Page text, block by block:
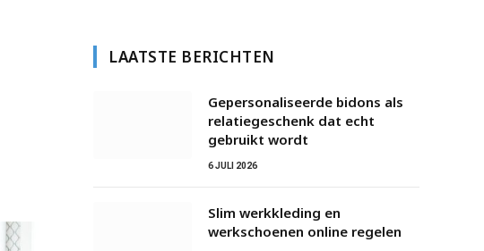
LAATSTE BERICHTEN
Gepersonaliseerde bidons als
relatiegeschenk dat echt
gebruikt wordt
6 JULI 2026
Slim werkkleding en
werkschoenen online regelen